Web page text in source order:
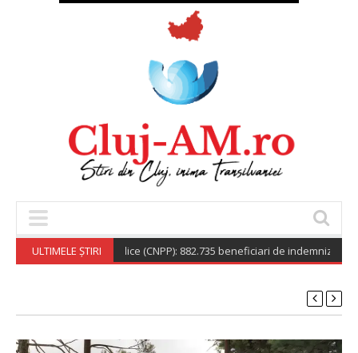
ULTIMELE ȘTIRI
de Pensii Publice (CNPP): 882.735 beneficiari de indemnizație